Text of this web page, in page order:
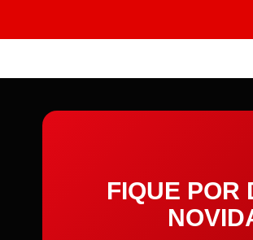
FIQUE POR